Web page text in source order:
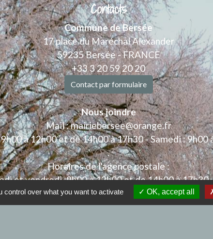
Contacts
Commune de Bersée
17 place du Maréchal Alexander
59235 Bersée - FRANCE
+33 3 20 59 20 20
Contact par formulaire
Nous joindre
Mail : mairiebersee@orange.fr
à 12h00 et de 14h00 à 17h30 - Samedi : 9h00
.
Horaires de l'agence postale :
et vendredi :9h00 à 12h00 et de 14h00 à 17h30
over what you want to activate OK, accept all